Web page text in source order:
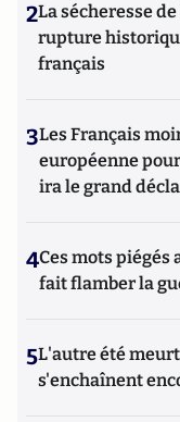
2La sécheresse
rupture
français
3Les Français
européenne
ira le grand
4Ces mots piégés
fait flamber la
5L'autre été
s'enchaînent